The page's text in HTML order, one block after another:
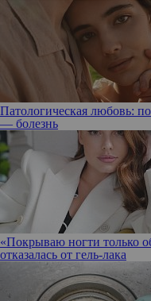
Патологическая любовь:
— болезнь
«Покрываю ногти только
отказалась от гель-лака